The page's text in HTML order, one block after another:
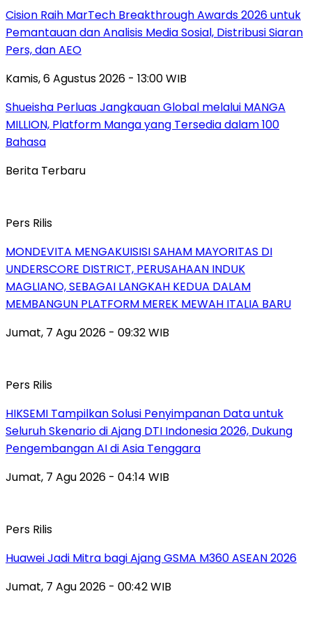
Cision Raih MarTech Breakthrough Awards 2026 untuk
Pemantauan dan Analisis Media Sosial, Distribusi Siaran
Pers, dan AEO
Kamis, 6 Agustus 2026 - 13:00 WIB
Shueisha Perluas Jangkauan Global melalui MANGA
MILLION, Platform Manga yang Tersedia dalam 100
Bahasa
Berita Terbaru
Pers Rilis
MONDEVITA MENGAKUISISI SAHAM MAYORITAS DI
UNDERSCORE DISTRICT, PERUSAHAAN INDUK
MAGLIANO, SEBAGAI LANGKAH KEDUA DALAM
MEMBANGUN PLATFORM MEREK MEWAH ITALIA BARU
Jumat, 7 Agu 2026 - 09:32 WIB
Pers Rilis
HIKSEMI Tampilkan Solusi Penyimpanan Data untuk
Seluruh Skenario di Ajang DTI Indonesia 2026, Dukung
Pengembangan AI di Asia Tenggara
Jumat, 7 Agu 2026 - 04:14 WIB
Pers Rilis
Huawei Jadi Mitra bagi Ajang GSMA M360 ASEAN 2026
Jumat, 7 Agu 2026 - 00:42 WIB